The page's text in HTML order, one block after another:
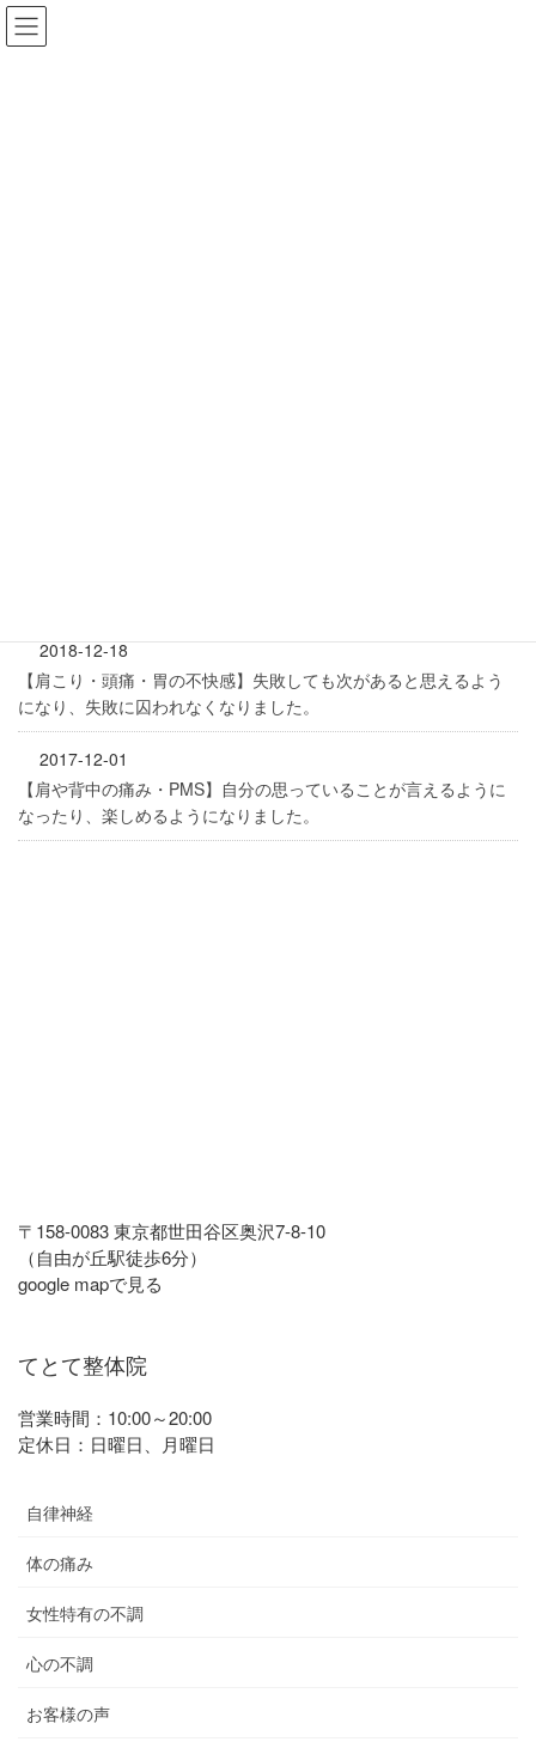
コ
ン
ナ
ビ
2018-12-18
【肩こり・頭痛・胃の不快感】失敗しても次があると思えるよう
になり、失敗に囚われなくなりました。
2017-12-01
【肩や背中の痛み・PMS】自分の思っていることが言えるように
なったり、楽しめるようになりました。
〒158-0083 東京都世田谷区奥沢7-8-10
（自由が丘駅徒歩6分）
google mapで見る
てとて整体院
営業時間：10:00～20:00
定休日：日曜日、月曜日
自律神経
体の痛み
女性特有の不調
心の不調
お客様の声